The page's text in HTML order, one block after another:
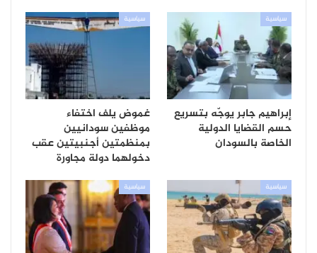
سياسية
إبراهيم جابر يوجّه بتسريع
حسم القضايا الدولية
الخاصة بالسودان
سياسية
غموض يلف اختفاء
موظفين سودانيين
بمنظمتين أجنبيتين عقب
دخولهما دولة مجاورة
سياسية سياسية